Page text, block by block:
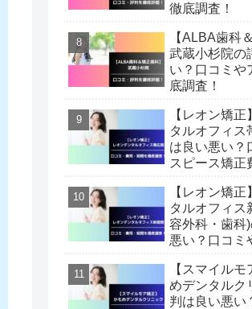
徹底調査！
【ALBA歯科
武蔵小杉院の
い？口コミや
底調査！
【レオン矯
タルオフィス
は良い悪い？
スピース矯正
【レオン矯
タルオフィス
容外科・歯科
悪い？口コミ
査！
【スマイル
めデンタルク
判は良い悪い